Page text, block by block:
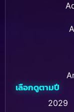
เลือกดูตามปี
2029